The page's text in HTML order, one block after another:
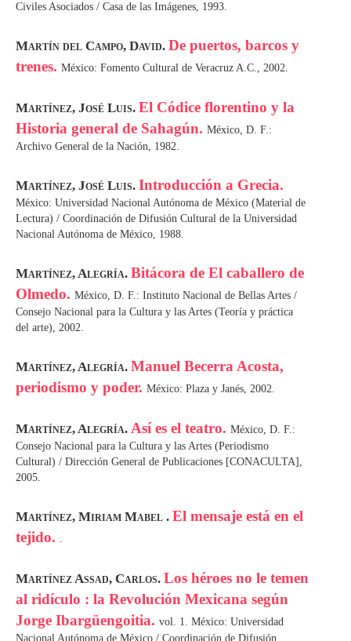
Civiles Asociados / Casa de las Imágenes, 1993.
Martín del Campo, David. De puertos, barcos y
trenes. México: Fomento Cultural de Veracruz A.C., 2002.
Martínez, José Luis. El Códice florentino y la
Historia general de Sahagún. México, D. F.:
Archivo General de la Nación, 1982.
Martínez, José Luis. Introducción a Grecia.
México: Universidad Nacional Autónoma de México (Material de
Lectura) / Coordinación de Difusión Cultural de la Universidad
Nacional Autónoma de México, 1988.
Martínez, Alegría. Bitácora de El caballero de
Olmedo. México, D. F.: Instituto Nacional de Bellas Artes /
Consejo Nacional para la Cultura y las Artes (Teoría y práctica
del arte), 2002.
Martínez, Alegría. Manuel Becerra Acosta,
periodismo y poder. México: Plaza y Janés, 2002.
Martínez, Alegría. Así es el teatro. México, D. F.:
Consejo Nacional para la Cultura y las Artes (Periodismo
Cultural) / Dirección General de Publicaciones [CONACULTA],
2005.
Martínez, Miriam Mabel . El mensaje está en el
tejido. .
Martínez Assad, Carlos. Los héroes no le temen
al ridículo : la Revolución Mexicana según
Jorge Ibargüengoitia. vol. 1. México: Universidad
Nacional Autónoma de México / Coordinación de Difusión